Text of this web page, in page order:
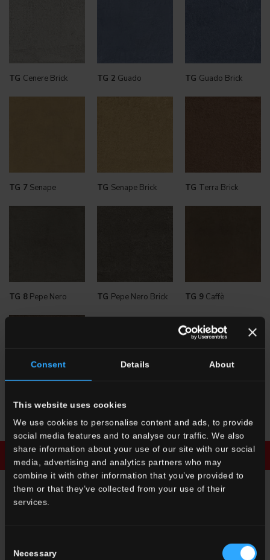
Consent Details About
This website uses cookies
We use cookies to personalise content and ads, to provide
social media features and to analyse our traffic. We also
share information about your use of our site with our social
media, advertising and analytics partners who may
combine it with other information that you’ve provided to
them or that they’ve collected from your use of their
services.
Selection
Necessary
TG Cenere Brick TG 2 Guado TG Guado Brick
TG 7 Senape TG Senape Brick TG Terra Brick
TG 8 Pepe Nero TG Pepe Nero Brick TG 9Caffè
TGCaffè Brick
Scarica la brochure Richiedi informazioni
Cerchi un rivenditore o una soluzione specifica per il tuo